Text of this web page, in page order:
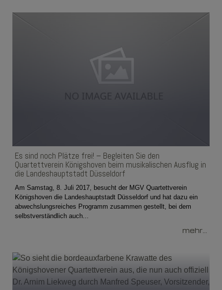
Es sind noch Plätze frei! – Begleiten Sie den
Quartettverein Königshoven beim musikalischen Ausflug in
die Landeshauptstadt Düsseldorf
Am Samstag, 8. Juli 2017, besucht der MGV Quartettverein
Königshoven die Landeshauptstadt Düsseldorf und hat dazu ein
abwechslungsreiches Programm zusammen gestellt, bei dem
selbstverständlich auch...
mehr...